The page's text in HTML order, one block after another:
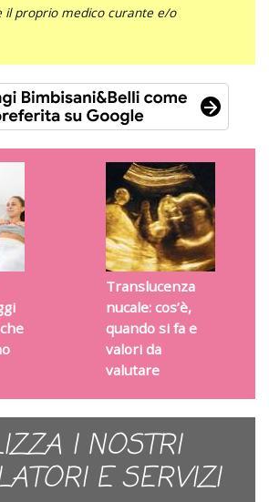
il proprio medico curante e/o
Translucenza
nucale: cos’è,
quando si fa e
valori da
valutare
I NOSTRI
E SERVIZI